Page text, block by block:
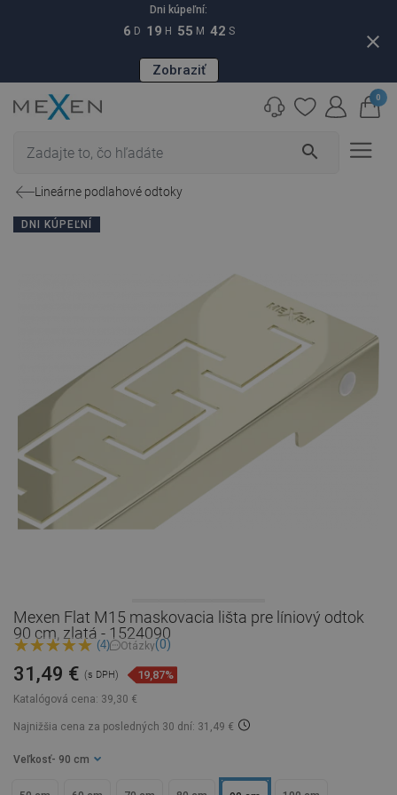
Dni kúpeľní:
6 D 19 H 55 M 41 S
Zobraziť
close
search
0
Lineárne podlahové odtoky
DNI KÚPEĽNÍ
Mexen Flat M15 maskovacia lišta pre líniový odtok
90 cm, zlatá - 1524090
(4) Otázky(0)
Katalógová cena: 39,30 €
31,49 € (s DPH) 19,87%
Najnižšia cena za posledných 30 dní: 31,49 €
Veľkosť - 90 cm